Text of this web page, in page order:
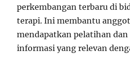
perkembangan terbaru di
terapi. Ini membantu
mendapatkan pelatihan dan
informasi yang relevan